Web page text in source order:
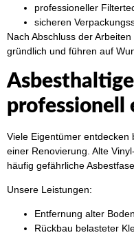
professioneller
sicheren
Nach Abschluss der
gründlich und führen auf
professionell
Viele Eigentümer entdecken
einer Renovierung. Alte
häufig gefährliche
Unsere Leistungen:
Entfernung alter
Rückbau belasteter